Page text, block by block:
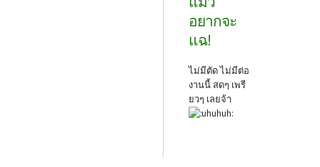
อยากจะ
แฉ!
ไม่มีตัด ไม่มีต่อ
งานนี้ สดๆ เพรี
ยวๆ เลยจ้า